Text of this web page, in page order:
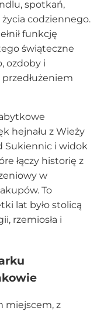
spotkań,
codziennego.
funkcję
świąteczne
ozdoby i
hejnału z Wieży
Sukiennic i widok
łączy historię z
w
To
lat było stolicą
rzemiosła i
miejscem, z